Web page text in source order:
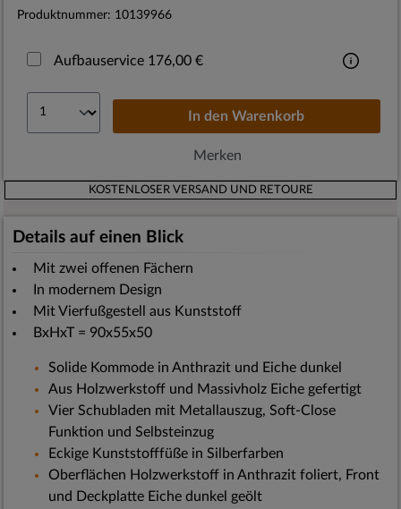
Produktnummer: 10139966
Aufbauservice 176,00 €
In denWarenkorb
Merken
KOSTENLOSER VERSAND UND RETOURE
Details auf einen Blick
Mit zwei offenen Fächern
In modernem Design
Mit Vierfußgestell aus Kunststoff
BxHxT = 90x55x50
Solide Kommode in Anthrazit und Eiche dunkel
Aus Holzwerkstoff und Massivholz Eiche gefertigt
Vier Schubladen mit Metallauszug, Soft-Close
Funktion und Selbsteinzug
Eckige Kunststofffüße in Silberfarben
Oberflächen Holzwerkstoff in Anthrazit foliert, Front
und Deckplatte Eiche dunkel geölt